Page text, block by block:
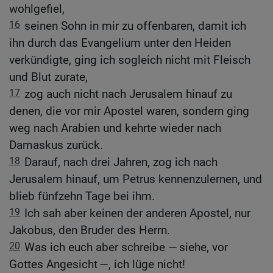
wohlgefiel,
16 seinen Sohn in mir zu offenbaren, damit ich
ihn durch das Evangelium unter den Heiden
verkündigte, ging ich sogleich nicht mit Fleisch
und Blut zurate,
17 zog auch nicht nach Jerusalem hinauf zu
denen, die vor mir Apostel waren, sondern ging
weg nach Arabien und kehrte wieder nach
Damaskus zurück.
18 Darauf, nach drei Jahren, zog ich nach
Jerusalem hinauf, um Petrus kennenzulernen, und
blieb fünfzehn Tage bei ihm.
19 Ich sah aber keinen der anderen Apostel, nur
Jakobus, den Bruder des Herrn.
20 Was ich euch aber schreibe — siehe, vor
Gottes Angesicht —, ich lüge nicht!